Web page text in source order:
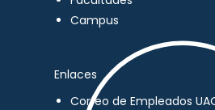
Campus
Enlaces
Correo de Empleados